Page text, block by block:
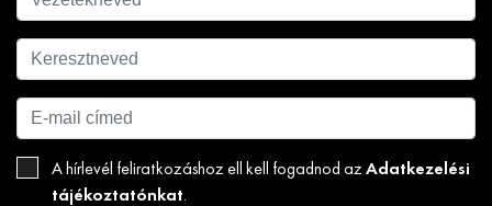
A hírlevél feliratkozáshoz ell kell fogadnod az Adatkezelési
tájékoztatónkat.